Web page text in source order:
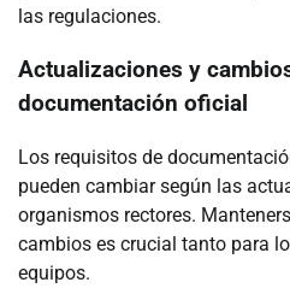
las regulaciones.
Actualizaciones y
documentación oficial
Los requisitos de
pueden cambiar según las
organismos rectores.
cambios es crucial tanto para
equipos.